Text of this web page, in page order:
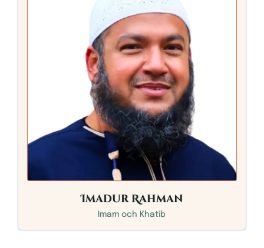
Imadur Rahman
Imam och Khatib